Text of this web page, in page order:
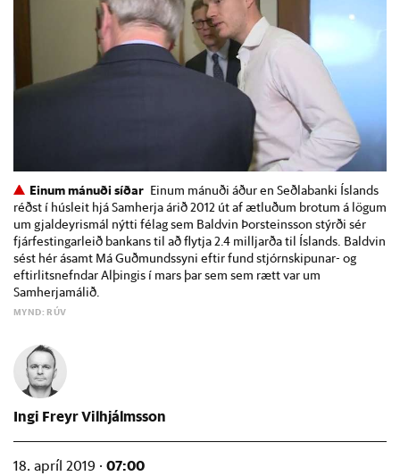
Einum mánuði síðar Einum mánuði áður en Seðlabanki Íslands
réðst í húsleit hjá Samherja árið 2012 út af ætluðum brotum á lögum
um gjaldeyrismál nýtti félag sem Baldvin Þorsteinsson stýrði sér
fjárfestingarleið bankans til að flytja 2.4 milljarða til Íslands. Baldvin
sést hér ásamt Má Guðmundssyni eftir fund stjórnskipunar- og
eftirlitsnefndar Alþingis í mars þar sem sem rætt var um
Samherjamálið.
MYND: RÚV
Ingi Freyr Vilhjálmsson
18. apríl 2019 · 07:00